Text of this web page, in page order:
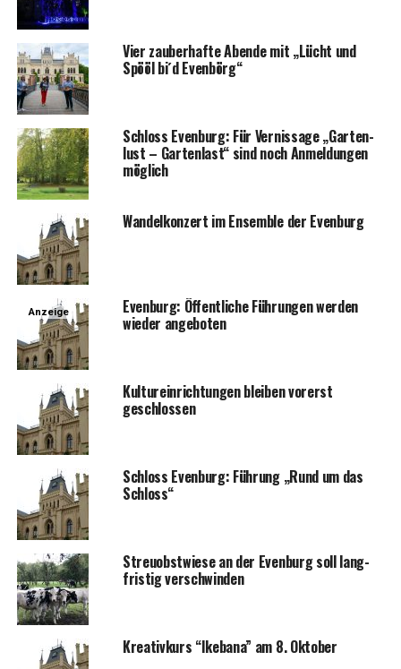
Vier zau­ber­haf­te Aben­de mit „Lücht und
Spö­öl bi´d Evenbörg“
Schloss Even­burg: Für Ver­nis­sa­ge „Gar­ten­
lust – Gar­ten­last“ sind noch Anmel­dun­gen
möglich
Wan­del­kon­zert im Ensem­ble der Evenburg
Anzeige Even­burg: Öffent­li­che Füh­run­gen wer­den
wie­der angeboten
Kul­tur­ein­rich­tun­gen blei­ben vor­erst
geschlossen
Schloss Even­burg: Füh­rung „Rund um das
Schloss“
Streu­obst­wie­se an der Even­burg soll lang­
fris­tig verschwinden
Krea­tiv­kurs “Ike­ba­na” am 8. Oktober